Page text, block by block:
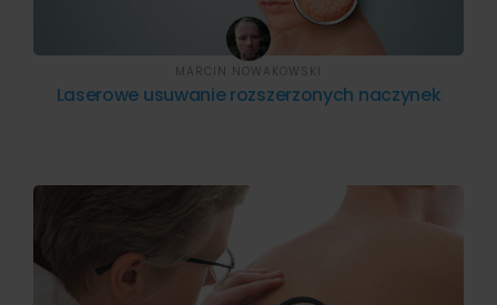
Laserowe usuwanie rozszerzonych naczynek
MARCIN NOWAKOWSKI